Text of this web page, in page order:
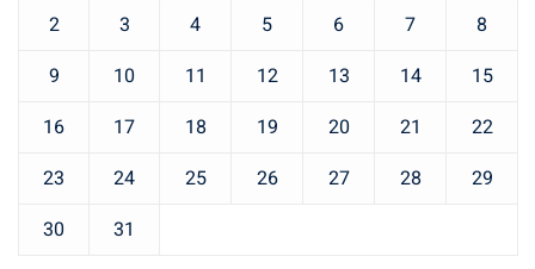
2
3 4 5 6 7
8
9
10 11 12 13 14
15
16
17 18 19 20 21
22
23
24 25 26 27 28
29
30
31